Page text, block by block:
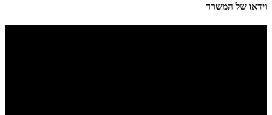
וידאו של המשרד